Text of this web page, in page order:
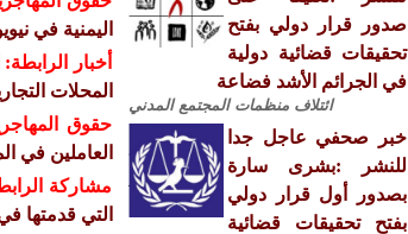
صدور قرار دولي بفتح
تحقيقات قضائية دولية
في الجرائم الأشد فضاعة
ائتلاف منظمات المجتمع المدني
خبر صحفي عاجل جدا
للنشر :بشرى سارة
بصدور أول قرار دولي
بفتح تحقيقات قضائية
اليمنية في
أخبار الرابطة:
المحلات
حقوق
العاملين في
مشاركة
التي قدمتها في اطار الدورة 55 مجلس حقوق